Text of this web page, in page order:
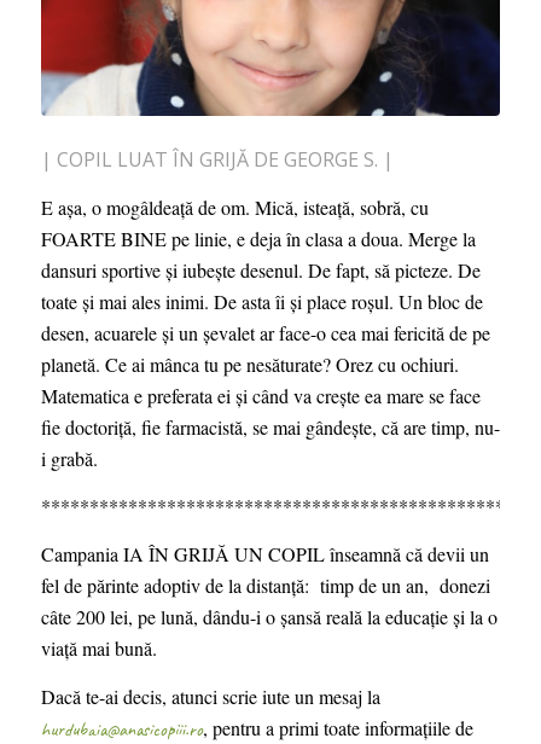
| COPIL LUAT ÎN GRIJĂ DE GEORGE S. |
E așa, o mogâldeață de om. Mică, isteață, sobră, cu
FOARTE BINE pe linie, e deja în clasa a doua. Merge la
dansuri sportive și iubește desenul. De fapt, să picteze. De
toate și mai ales inimi. De asta îi și place roșul. Un bloc de
desen, acuarele și un șevalet ar face-o cea mai fericită de pe
planetă. Ce ai mânca tu pe nesăturate? Orez cu ochiuri.
Matematica e preferata ei și când va crește ea mare se face
fie doctoriță, fie farmacistă, se mai gândește, că are timp, nu-
i grabă.
Campania IA ÎN GRIJĂ UN COPIL înseamnă că devii un
fel de părinte adoptiv de la distanță: timp de un an, donezi
câte 200 lei, pe lună, dându-i o șansă reală la educație și la o
viață mai bună.
Dacă te-ai decis, atunci scrie iute un mesaj la
hurdubaia@anasicopiii.ro, pentru a primi toate informațiile de